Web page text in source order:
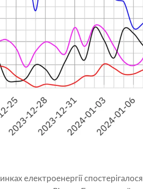
електроенергії спостерігалося